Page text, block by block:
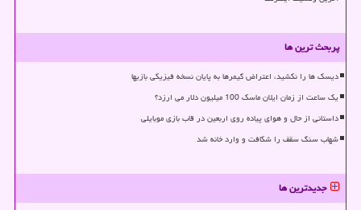
پربحث ترین ها
دیسک ها را نکشید، اعتراض گیمرها به پایان نسخه فیزیکی بازیها
یک ساعت از زمان ایلان ماسک 100 میلیون دلار می ارزد؟
داستانی از حال و هوای پیاده روی اربعین در قاب بازی موبایلی
شهاب سنگ سقف را شکافت و وارد خانه شد
جدیدترین ها